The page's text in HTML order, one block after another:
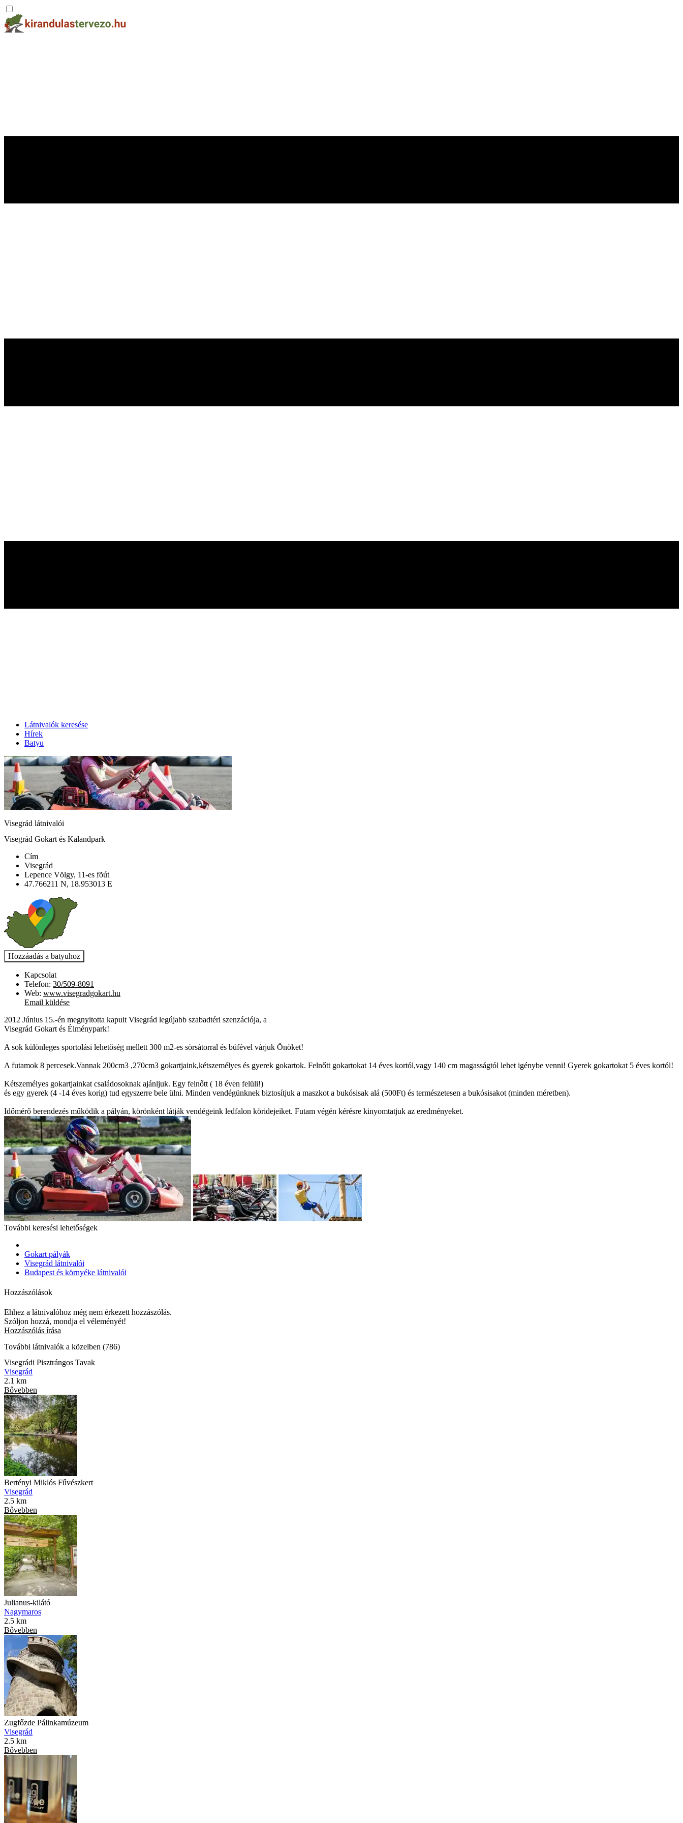
Látnivalók keresése
Hírek
Batyu
Visegrád látnivalói
Visegrád Gokart és Kalandpark
Cím
Visegrád
Lepence Völgy, 11-es fõút
47.766211 N, 18.953013 E
Kapcsolat
Telefon: 30/509-8091
Web: www.visegradgokart.hu
Email küldése
2012 Június 15.-én megnyitotta kapuit Visegrád legújabb szabadtéri szenzációja, a
Visegrád Gokart és Élménypark!
A sok különleges sportolási lehetőség mellett 300 m2-es sörsátorral és büfével várjuk Önöket!
A futamok 8 percesek.Vannak 200cm3 ,270cm3 gokartjaink,kétszemélyes és gyerek gokartok. Felnőtt gokartokat 14 éves kortól,vagy 140 cm magasságtól lehet igénybe venni! Gyerek gokartokat 5 éves kortól!
Kétszemélyes gokartjainkat családosoknak ajánljuk. Egy felnőtt ( 18 éven felüli!)
és egy gyerek (4 -14 éves korig) tud egyszerre bele ülni. Minden vendégünknek biztosítjuk a maszkot a bukósisak alá (500Ft) és természetesen a bukósisakot (minden méretben).
Időmérő berendezés működik a pályán, körönként látják vendégeink ledfalon köridejeiket. Futam végén kérésre kinyomtatjuk az eredményeket.
További keresési lehetőségek
Gokart pályák
Visegrád látnivalói
Budapest és környéke látnivalói
Hozzászólások
Ehhez a látnivalóhoz még nem érkezett hozzászólás.
Szóljon hozzá, mondja el véleményét!
Hozzászólás írása
További látnivalók a közelben (786)
Visegrádi Pisztrángos Tavak
Visegrád
2.1 km
Bővebben
Bertényi Miklós Fűvészkert
Visegrád
2.5 km
Bővebben
Julianus-kilátó
Nagymaros
2.5 km
Bővebben
Zugfőzde Pálinkamúzeum
Visegrád
2.5 km
Bővebben